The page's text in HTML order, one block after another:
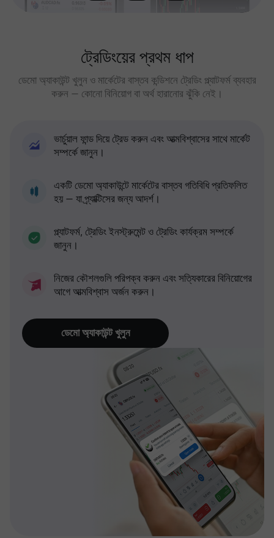
ট্রেডিংয়ের প্রথম ধাপ
ডেমো অ্যাকাউন্ট খুলুন ও মার্কেটের বাস্তব কন্ডিশনে ট্রেডিং প্ল্যাটফর্ম ব্যবহার
করুন — কোনো বিনিয়োগ বা অর্থ হারানোর ঝুঁকি নেই।
ভার্চুয়াল ফান্ড দিয়ে ট্রেড করুন এবং আত্মবিশ্বাসের সাথে মার্কেট
সম্পর্কে জানুন।
একটি ডেমো অ্যাকাউন্টে মার্কেটের বাস্তব গতিবিধি প্রতিফলিত
হয় — যা প্র্যাক্টিসের জন্য আদর্শ।
প্ল্যাটফর্ম, ট্রেডিং ইনস্ট্রুমেন্ট ও ট্রেডিং কার্যক্রম সম্পর্কে
জানুন।
নিজের কৌশলগুলি পরিপক্ব করুন এবং সত্যিকারের বিনিয়োগের
আগে আত্মবিশ্বাস অর্জন করুন।
ডেমো অ্যাকাউন্ট খুলুন